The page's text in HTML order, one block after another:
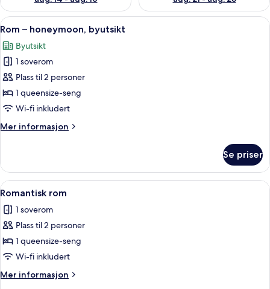
Åpne
alle
bildene
av
Rom
–
honeymoon,
Rom – honeymoon, byutsikt |
12
Rom – honeymoon, byutsikt
Byutsikt
1 soverom
Plass til 2 personer
1 queensize-seng
Wi-fi inkludert
Mer informasjon
Mer
–
honeymoon,
byutsikt
Se priser
Åpne
alle
bildene
av
Romantisk
rom
Romantisk rom | Minibar,
19
Romantisk rom
1 soverom
Plass til 2 personer
1 queensize-seng
Wi-fi inkludert
Mer informasjon
Mer